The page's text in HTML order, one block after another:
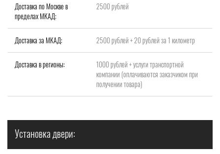
Доставка по Москве в
пределах МКАД:
2500 рублей
Доставка за МКАД: 2500 рублей + 20 рублей за 1 километр
Доставка в регионы:
1000 рублей + услуги транспортной
компании (оплачиваются заказчиком при
получении товара)
Установка двери: